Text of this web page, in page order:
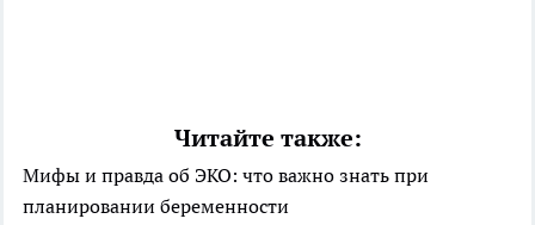
Читайте также:
Мифы и правда об ЭКО: что важно знать при
планировании беременности